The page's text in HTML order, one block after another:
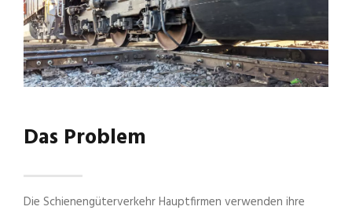
Das Problem
Die Schienengüterverkehr Hauptfirmen verwenden ihre